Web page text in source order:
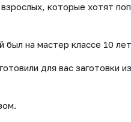
которые хотят
на мастер классе 10
для вас заготовки